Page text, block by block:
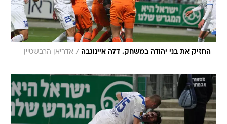
החזיק את בני יהודה במשחק. דלה איינוגבה / אדריאן הרבשטיין